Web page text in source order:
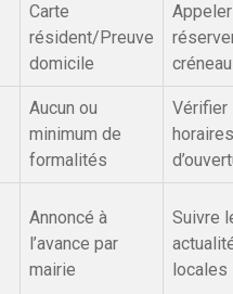
Carte
résident/Preuve
domicile
créneau
Aucun ou
minimum de
formalités
Vérifier
horaires
Annoncé à
l’avance par
mairie
Suivre
locales